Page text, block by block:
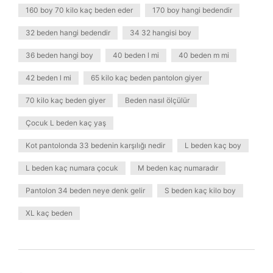
160 boy 70 kilo kaç beden eder 170 boy hangi bedendir
32 beden hangi bedendir 34 32 hangisi boy
36 beden hangi boy 40 beden l mi 40 beden m mi
42 beden l mi 65 kilo kaç beden pantolon giyer
70 kilo kaç beden giyer Beden nasıl ölçülür
Çocuk L beden kaç yaş
Kot pantolonda 33 bedenin karşılığı nedir L beden kaç boy
L beden kaç numara çocuk M beden kaç numaradır
Pantolon 34 beden neye denk gelir S beden kaç kilo boy
XL kaç beden